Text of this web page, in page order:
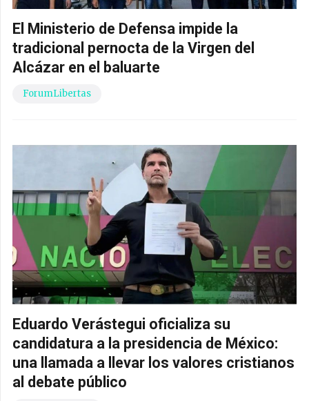
El Ministerio de Defensa impide la
tradicional pernocta de la Virgen del
Alcázar en el baluarte
ForumLibertas
Eduardo Verástegui oficializa su
candidatura a la presidencia de México:
una llamada a llevar los valores cristianos
al debate público